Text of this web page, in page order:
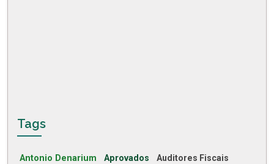
Tags
Antonio Denarium Aprovados Auditores Fiscais